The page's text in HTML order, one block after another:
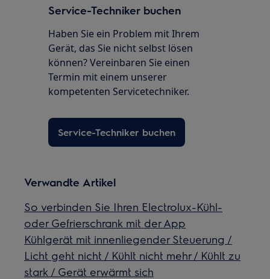
Service-Techniker buchen
Haben Sie ein Problem mit Ihrem
Gerät, das Sie nicht selbst lösen
können? Vereinbaren Sie einen
Termin mit einem unserer
kompetenten Servicetechniker.
Service-Techniker buchen
Verwandte Artikel
So verbinden Sie Ihren Electrolux-Kühl-
oder Gefrierschrank mit der App
Kühlgerät mit innenliegender Steuerung /
Licht geht nicht / Kühlt nicht mehr / Kühlt zu
stark / Gerät erwärmt sich